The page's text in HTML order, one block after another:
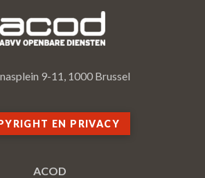
9-11, 1000 Brussel
EN PRIVACY
ACOD